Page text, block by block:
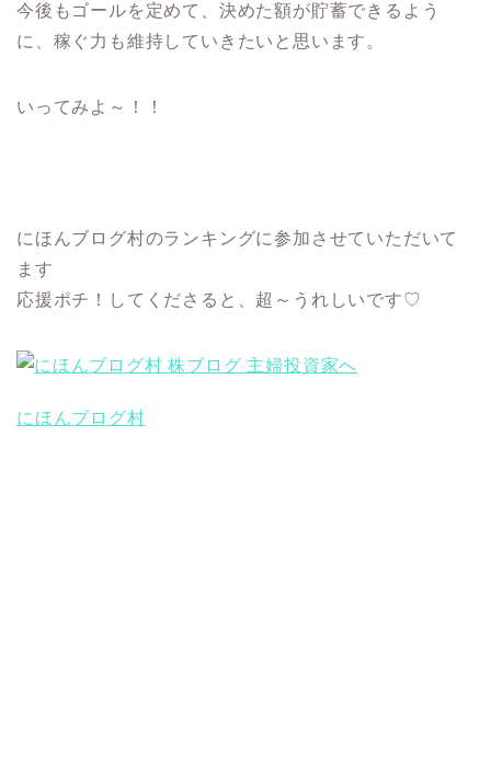
今後もゴールを定めて、決めた額が貯蓄できるよう
に、稼ぐ力も維持していきたいと思います。
いってみよ～！！
にほんブログ村のランキングに参加させていただいて
ます
応援ポチ！してくださると、超～うれしいです♡
にほんブログ村